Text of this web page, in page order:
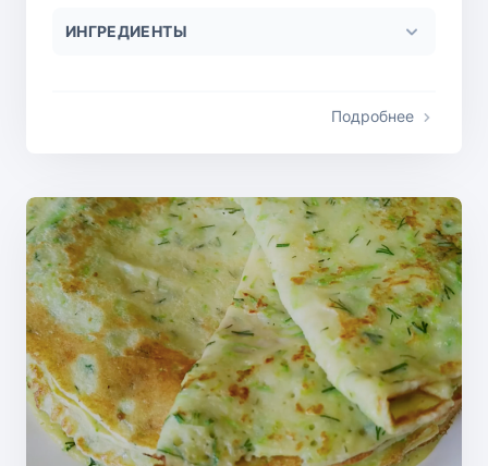
ИНГРЕДИЕНТЫ
Подробнее